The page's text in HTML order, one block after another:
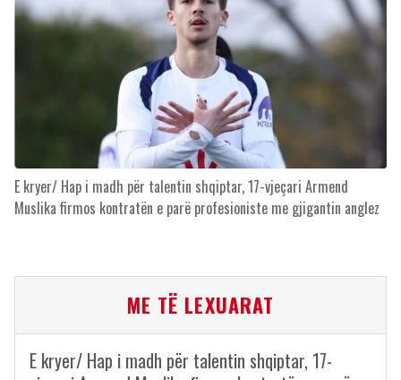
E kryer/ Hap i madh për talentin shqiptar, 17-vjeçari Armend
Muslika firmos kontratën e parë profesioniste me gjigantin anglez
ME TË LEXUARAT
E kryer/ Hap i madh për talentin shqiptar, 17-